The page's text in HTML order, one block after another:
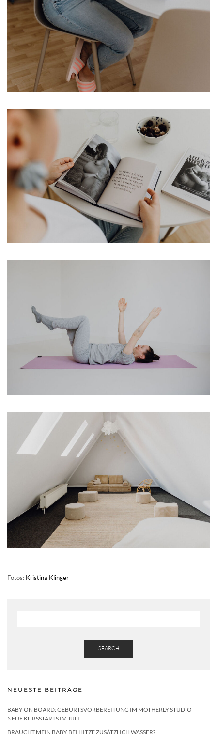
Fotos: Kristina Klinger
SEARCH
NEUESTE BEITRÄGE
BABY ON BOARD: GEBURTSVORBEREITUNG IM MOTHERLY STUDIO –
NEUE KURSSTARTS IM JULI
BRAUCHT MEIN BABY BEI HITZE ZUSÄTZLICH WASSER?